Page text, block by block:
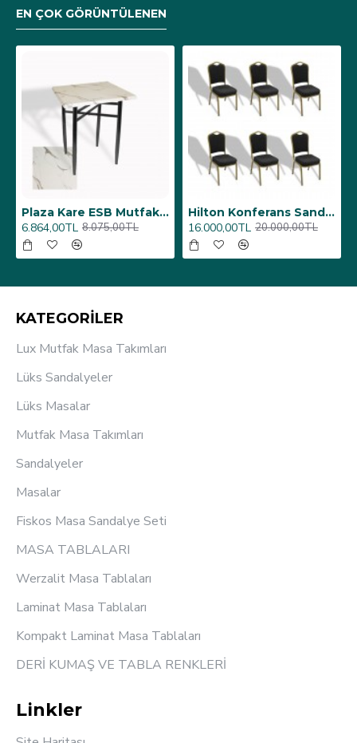
EN ÇOK GÖRÜNTÜLENEN
Üst Üste Konan Hilton Konferans Sandalye - (4 Adet)
12.000,00TL 15.000,00TL
Porselen Masa Tablası 80X160
26.350,00TL 31.000,00TL
KATEGORİLER
Lux Mutfak Masa Takımları
Lüks Sandalyeler
Lüks Masalar
Mutfak Masa Takımları
Sandalyeler
Masalar
Fiskos Masa Sandalye Seti
MASA TABLALARI
Werzalit Masa Tablaları
Laminat Masa Tablaları
Kompakt Laminat Masa Tablaları
DERİ KUMAŞ VE TABLA RENKLERİ
Linkler